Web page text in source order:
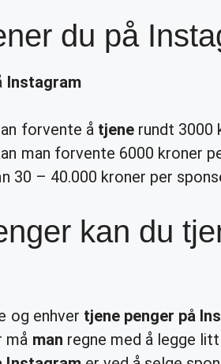
du på
Instagram
forvente å tjenerundt 3000
man forvente 6000 kroner
30 – 40.000 kroner per
kan du
og enhver tjene penger på
må man regne med å legge